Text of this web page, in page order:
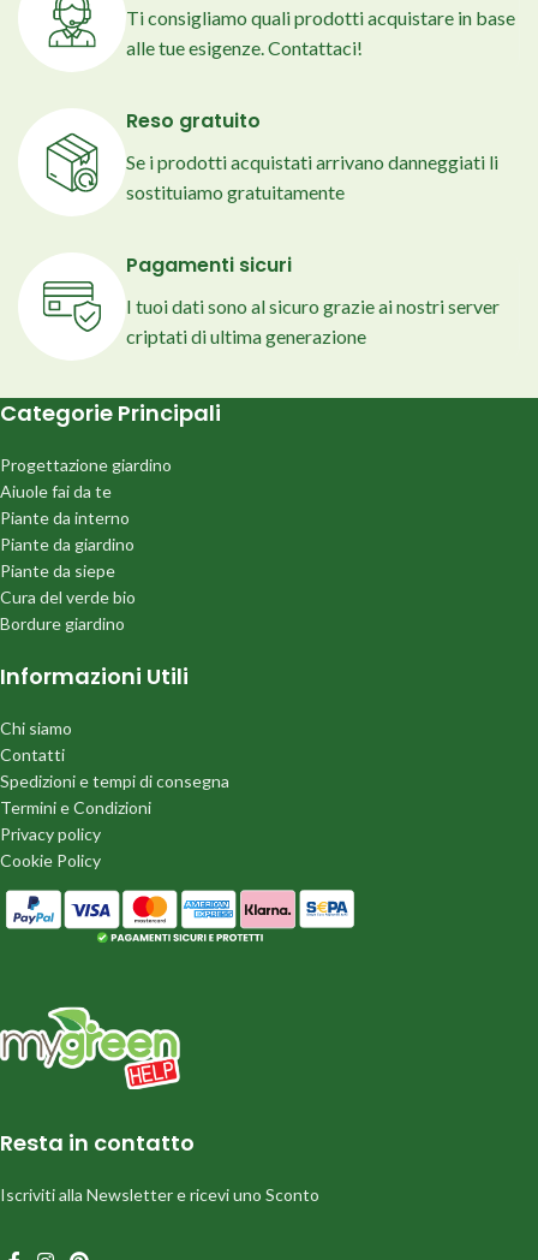
Ti consigliamo quali prodotti acquistare in base
alle tue esigenze. Contattaci!
Reso gratuito
Se i prodotti acquistati arrivano danneggiati li
sostituiamo gratuitamente
Pagamenti sicuri
I tuoi dati sono al sicuro grazie ai nostri server
criptati di ultima generazione
Categorie Principali
Progettazione giardino
Aiuole fai da te
Piante da interno
Piante da giardino
Piante da siepe
Cura del verde bio
Bordure giardino
Informazioni Utili
Chi siamo
Contatti
Spedizioni e tempi di consegna
Termini e Condizioni
Privacy policy
Cookie Policy
Resta in contatto
Iscriviti alla Newsletter e ricevi uno Sconto